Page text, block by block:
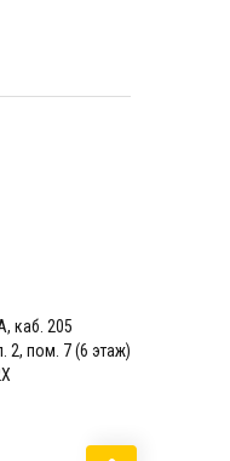
каб. 205
2, пом. 7 (6 этаж)